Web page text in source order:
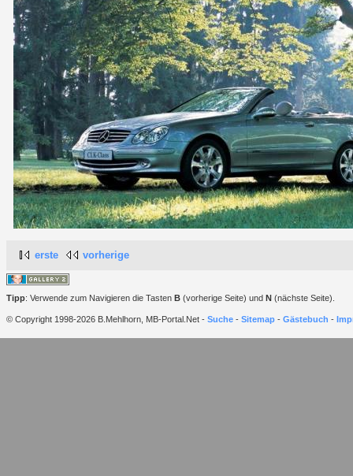
erste vorherige
Tipp: Verwende zum Navigieren die Tasten B (vorherige Seite) und N (nächste Seite).
© Copyright 1998-2026 B.Mehlhorn, MB-Portal.Net - Suche - Sitemap - Gästebuch -